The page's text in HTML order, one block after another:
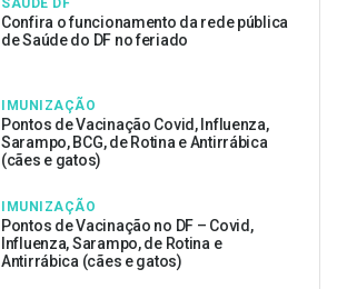
SAÚDE DF
Confira o funcionamento da rede pública
de Saúde do DF no feriado
IMUNIZAÇÃO
Pontos de Vacinação Covid, Influenza,
Sarampo, BCG, de Rotina e Antirrábica
(cães e gatos)
IMUNIZAÇÃO
Pontos de Vacinação no DF – Covid,
Influenza, Sarampo, de Rotina e
Antirrábica (cães e gatos)